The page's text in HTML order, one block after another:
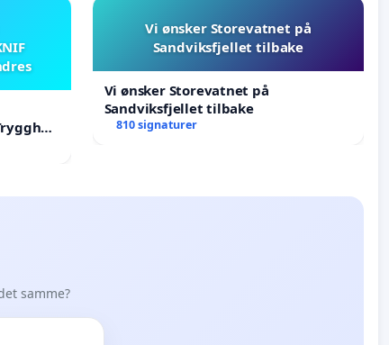
Vi ønsker Storevatnet på
Sandviksfjellet tilbake
Vi ønsker Storevatnet på
Sandviksfjellet tilbake
810 signaturer
samme?